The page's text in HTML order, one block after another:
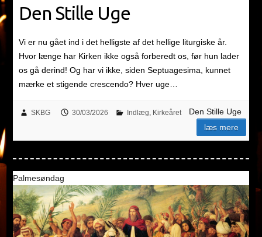
Den Stille Uge
Vi er nu gået ind i det helligste af det hellige liturgiske år.
Hvor længe har Kirken ikke også forberedt os, før hun lader
os gå derind! Og har vi ikke, siden Septuagesima, kunnet
mærke et stigende crescendo? Hver uge…
SKBG 30/03/2026 Indlæg, Kirkeåret
Den Stille Uge
læs mere
Palmesøndag